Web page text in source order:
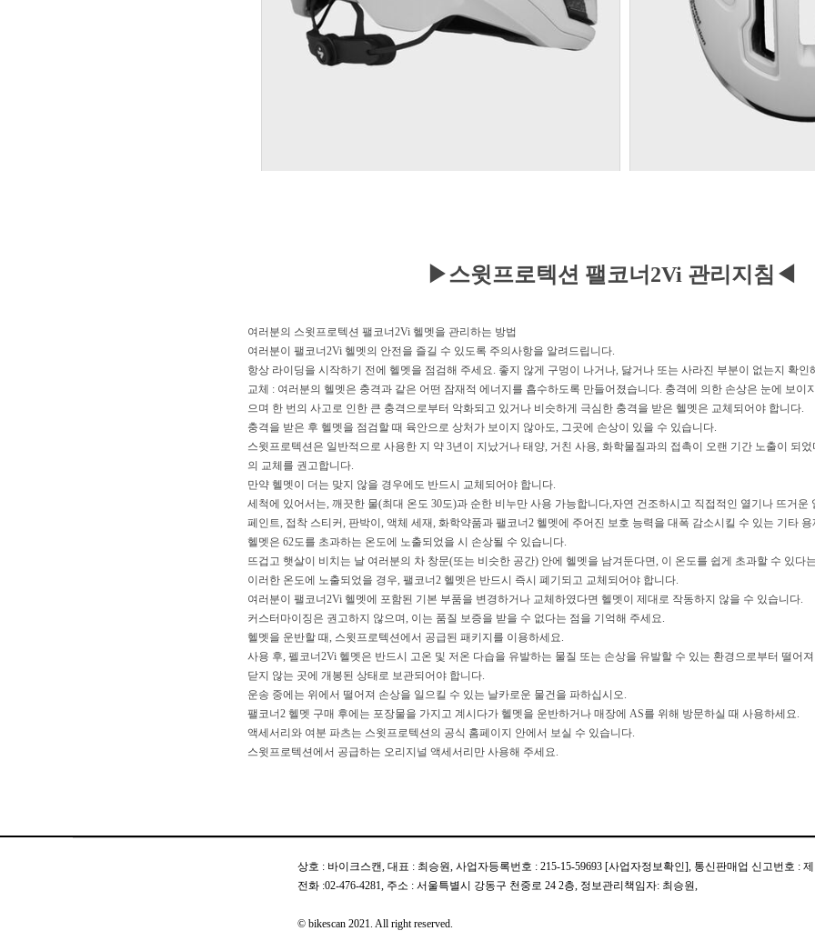
▶스윗프로텍션 팰코너2Vi 관리지침◀
여러분의 스윗프로텍션 팰코너2Vi 헬멧을 관리하는 방법
여러분이 팰코너2Vi 헬멧의 안전을 즐길 수 있도록 주의사항을 알려드립니다.
항상 라이딩을 시작하기 전에 헬멧을 점검해 주세요. 좋지 않게 구멍이 나거나, 닳거나 또는 사라진 부분이 없는지 확인
교체 : 여러분의 헬멧은 충격과 같은 어떤 잠재적 에너지를 흡수하도록 만들어졌습니다. 충격에 의한 손상은 눈에 보이
으며 한 번의 사고로 인한 큰 충격으로부터 악화되고 있거나 비슷하게 극심한 충격을 받은 헬멧은 교체되어야 합니다.
충격을 받은 후 헬멧을 점검할 때 육안으로 상처가 보이지 않아도, 그곳에 손상이 있을 수 있습니다.
스윗프로텍션은 일반적으로 사용한 지 약 3년이 지났거나 태양, 거친 사용, 화학물질과의 접촉이 오랜 기간 노출이 되
의 교체를 권고합니다.
만약 헬멧이 더는 맞지 않을 경우에도 반드시 교체되어야 합니다.
세척에 있어서는, 깨끗한 물(최대 온도 30도)과 순한 비누만 사용 가능합니다,자연 건조하시고 직접적인 열기나 뜨거운
페인트, 접착 스티커, 판박이, 액체 세재, 화학약품과 팰코너2 헬멧에 주어진 보호 능력을 대폭 감소시킬 수 있는 기타
헬멧은 62도를 초과하는 온도에 노출되었을 시 손상될 수 있습니다.
뜨겁고 햇살이 비치는 날 여러분의 차 창문(또는 비슷한 공간) 안에 헬멧을 남겨둔다면, 이 온도를 쉽게 초과할 수 있다
이러한 온도에 노출되었을 경우, 팰코너2 헬멧은 반드시 즉시 폐기되고 교체되어야 합니다.
여러분이 팰코너2Vi 헬멧에 포함된 기본 부품을 변경하거나 교체하였다면 헬멧이 제대로 작동하지 않을 수 있습니다.
커스터마이징은 권고하지 않으며, 이는 품질 보증을 받을 수 없다는 점을 기억해 주세요.
헬멧을 운반할 때, 스윗프로텍션에서 공급된 패키지를 이용하세요.
사용 후, 펠코너2Vi 헬멧은 반드시 고온 및 저온 다습을 유발하는 물질 또는 손상을 유발할 수 있는 환경으로부터 떨어
닫지 않는 곳에 개봉된 상태로 보관되어야 합니다.
운송 중에는 위에서 떨어져 손상을 일으킬 수 있는 날카로운 물건을 파하십시오.
팰코너2 헬멧 구매 후에는 포장물을 가지고 계시다가 헬멧을 운반하거나 매장에 AS를 위해 방문하실 때 사용하세요.
액세서리와 여분 파츠는 스윗프로텍션의 공식 홈페이지 안에서 보실 수 있습니다.
스윗프로텍션에서 공급하는 오리지널 액세서리만 사용해 주세요.
상호 : 바이크스캔, 대표 : 최승원, 사업자등록번호 : 215-15-59693 [사업자정보확인], 통신판매업 신고번호 :
전화 :02-476-4281, 주소 : 서울특별시 강동구 천중로 24 2층, 정보관리책임자: 최승원,
© bikescan 2021. All right reserved.